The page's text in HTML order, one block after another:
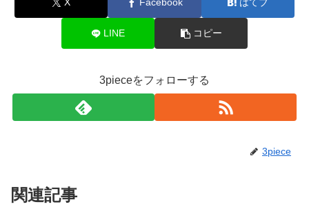
LINE コピー
3pieceをフォローする
3piece
関連記事